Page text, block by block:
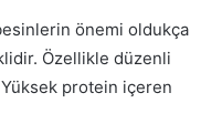
önemi oldukça
Özellikle düzenli
Yüksek protein içeren